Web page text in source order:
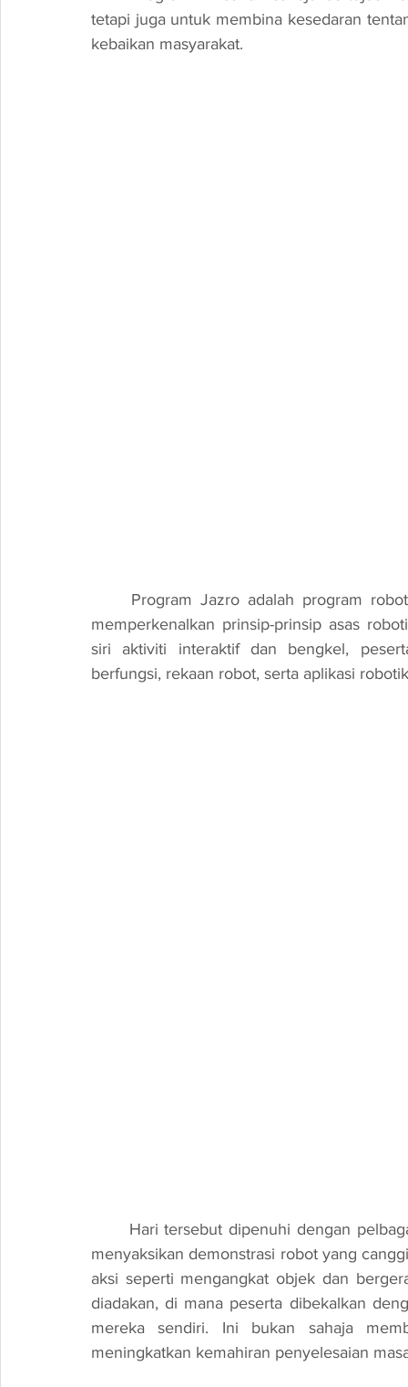
tetapi juga untuk membina kesedaran
kebaikan masyarakat.
memperkenalkan prinsip-prinsip asas
siri aktiviti interaktif dan bengkel,
berfungsi, rekaan robot, serta aplikasi
menyaksikan demonstrasi robot yang
aksi seperti mengangkat objek dan
diadakan, di mana peserta dibekalkan
mereka sendiri. Ini bukan sahaja
meningkatkan kemahiran penyelesaian